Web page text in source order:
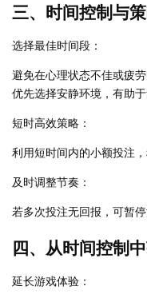
三、时间控制与
选择最佳时间段：
避免在心理状态不佳或疲劳
优先选择安静环境，有助于
短时高效策略：
利用短时间内的小额投注，
及时调整节奏：
若多次投注无回报，可暂
四、从时间控制
延长游戏体验：